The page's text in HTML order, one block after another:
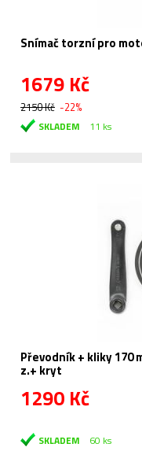
Snímač torzní pro
1679 Kč
2150 Kč -22%
SKLADEM 11 ks
Převodník + kliky 170
z.+ kryt
1290 Kč
SKLADEM 60 ks